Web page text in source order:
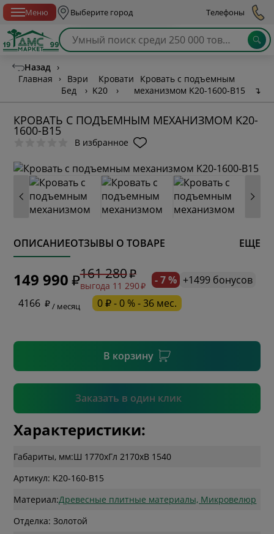
Меню Выберите город Телефоны
Назад ›
Главная
›
Вэри
Бед
›
Кровати
K20
›
Кровать с подъемным
механизмом K20-1600-B15
↴
КРОВАТЬ С ПОДЪЕМНЫМ МЕХАНИЗМОМ K20-
1600-B15
В избранное
ОПИСАНИЕОТЗЫВЫ О ТОВАРЕ ЕЩЕ
149 990 161 280
выгода 11 290 - 7 % +1499 бонусов
4166
/ месяц 0 ₽ - 0 % - 36 мес.
В корзину
Заказать в один клик
* обязательное поле
* необязательное поле
Подтвердить
Характеристики:
Габариты, мм:Ш 1770xГл 2170xВ 1540
Артикул: K20-160-B15
Материал:Древесные плитные материалы, Микровелюр
Отделка: Золотой